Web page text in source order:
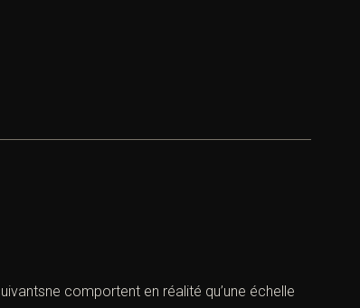
comportent en réalité qu’une échelle